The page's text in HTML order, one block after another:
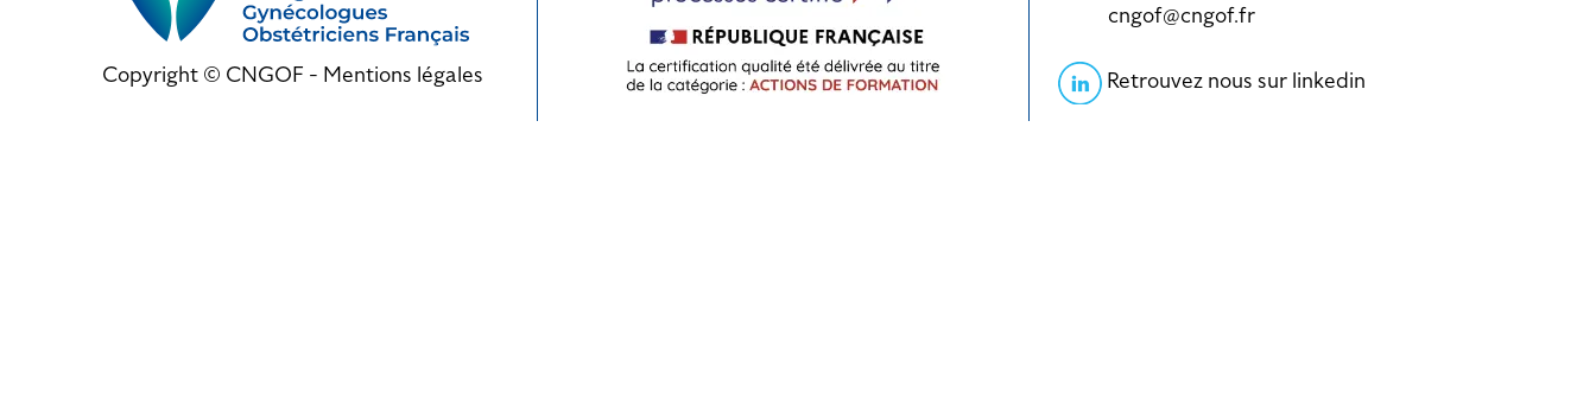
Copyright © CNGOF - Mentions légales
cngof@cngof.fr
Retrouvez nous sur linkedin